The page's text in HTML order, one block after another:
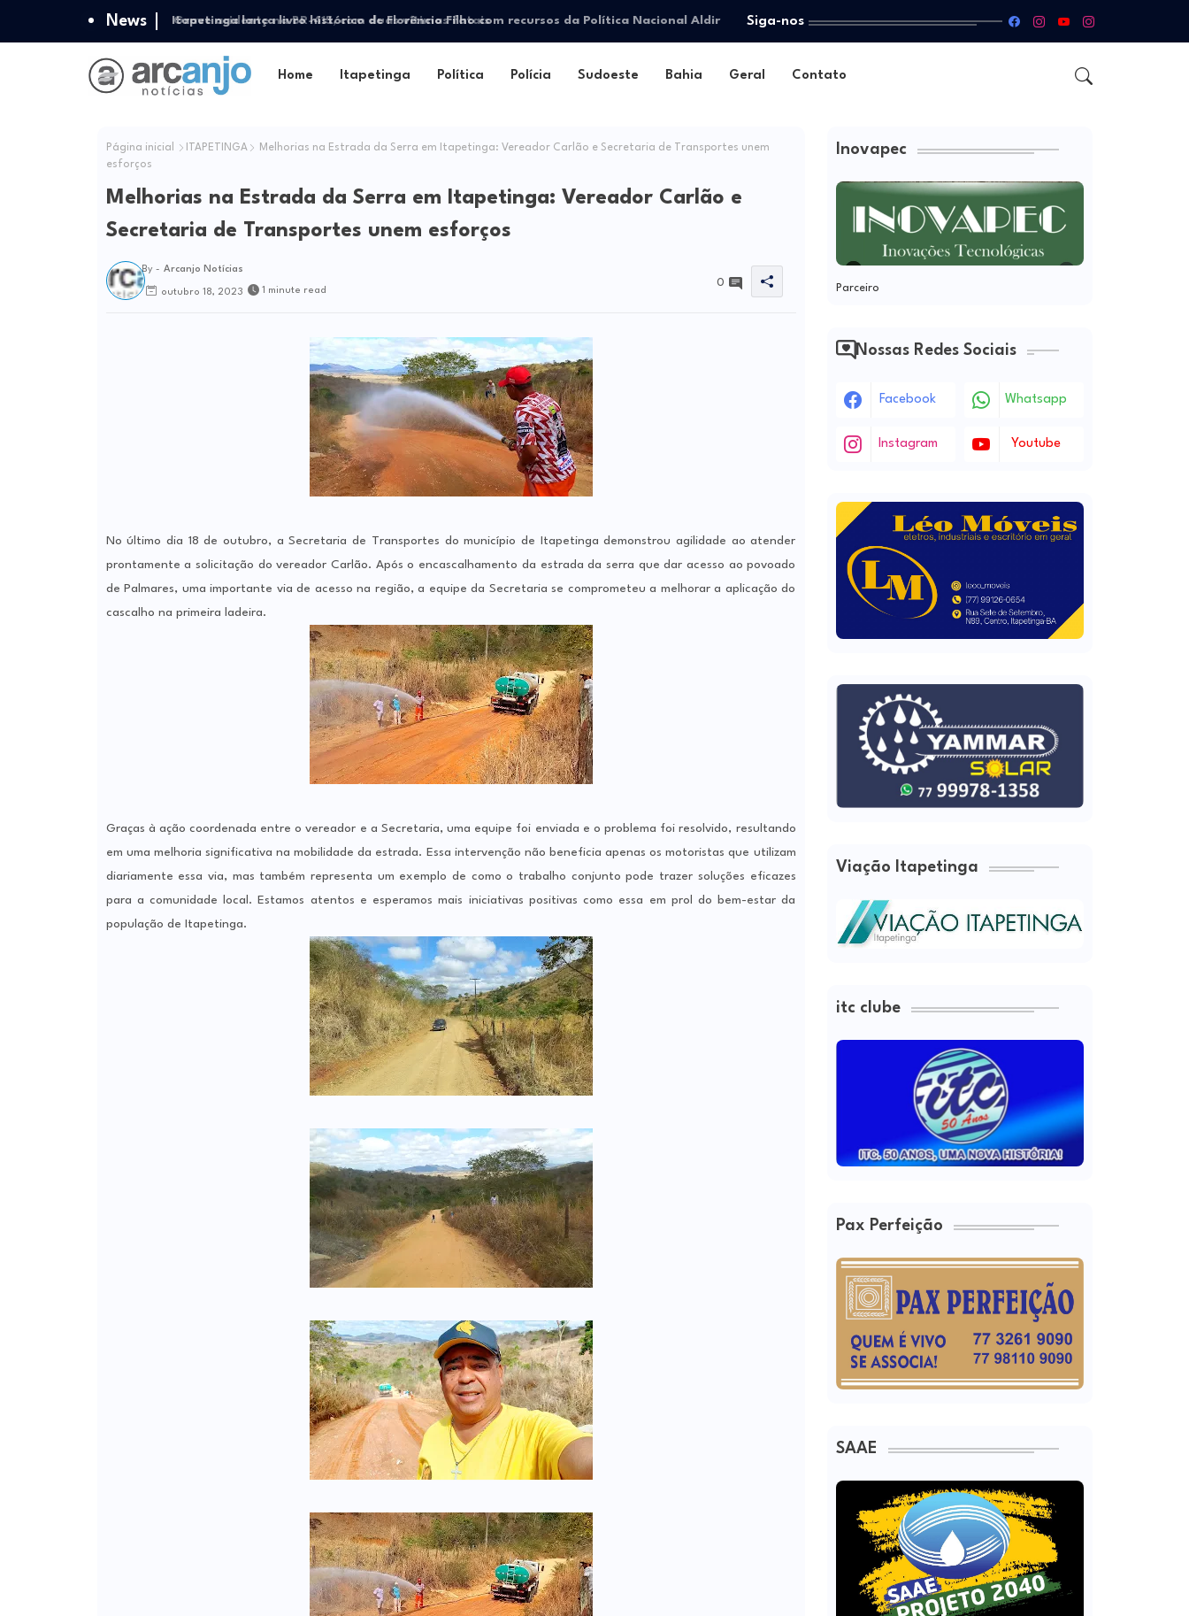
News Itapetinga lança livro histórico de Florêncio Filho com recursos da Política Nacional Aldir Siga-nos
Home Itapetinga Política Polícia Sudoeste Bahia Geral Contato
Página inicial ITAPETINGA
Melhorias na Estrada da Serra em Itapetinga: Vereador Carlão e Secretaria de Transportes unem
esforços
Melhorias na Estrada da Serra em Itapetinga: Vereador Carlão e
Secretaria de Transportes unem esforços
By - Arcanjo Notícias
outubro 18, 2023 1 minute read
0
No último dia 18 de outubro, a Secretaria de Transportes do município de Itapetinga demonstrou agilidade ao atender
prontamente a solicitação do vereador Carlão. Após o encascalhamento da estrada da serra que dar acesso ao povoado
de Palmares, uma importante via de acesso na região, a equipe da Secretaria se comprometeu a melhorar a aplicação do
cascalho na primeira ladeira.
Graças à ação coordenada entre o vereador e a Secretaria, uma equipe foi enviada e o problema foi resolvido, resultando
em uma melhoria significativa na mobilidade da estrada. Essa intervenção não beneficia apenas os motoristas que utilizam
diariamente essa via, mas também representa um exemplo de como o trabalho conjunto pode trazer soluções eficazes
para a comunidade local. Estamos atentos e esperamos mais iniciativas positivas como essa em prol do bem-estar da
população de Itapetinga.
Inovapec
Parceiro
Nossas Redes Sociais
Facebook Whatsapp
Instagram Youtube
Viação Itapetinga
itc clube
Pax Perfeição
SAAE